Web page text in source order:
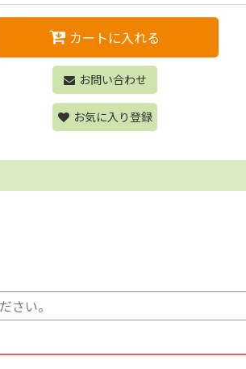
カートに入れる
お問い合わせ
お気に入り登録